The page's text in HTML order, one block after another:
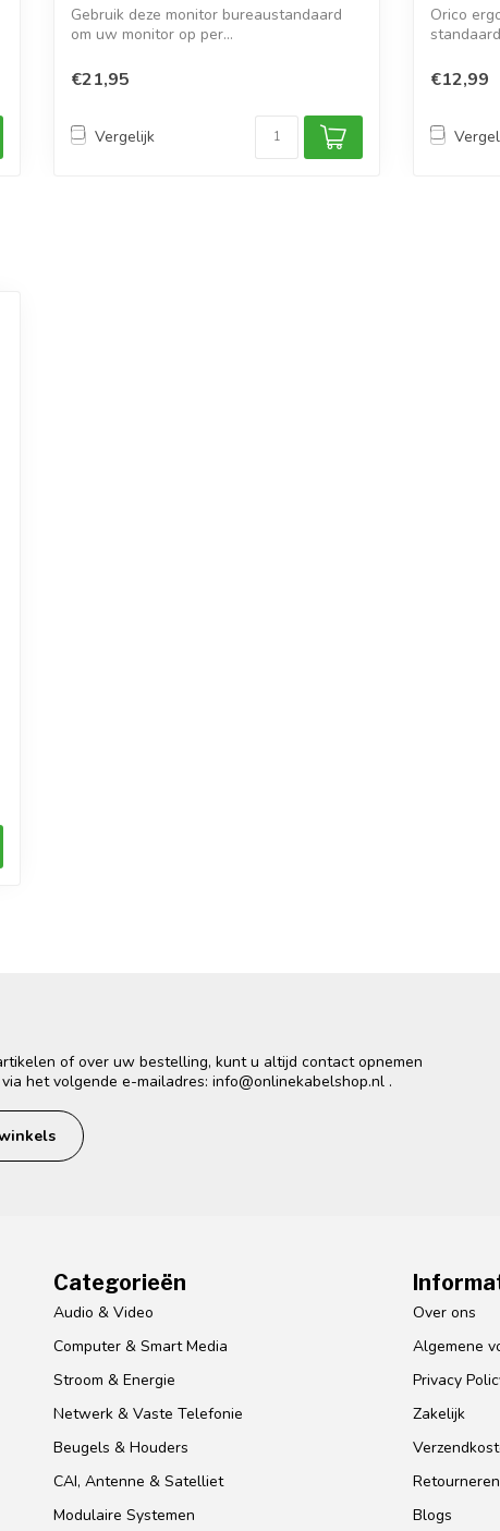
Gebruik deze monitor bureaustandaard
om uw monitor op per...
€21,95
Vergelijk
Orico
€12,99
of over uw bestelling, kunt u altijd contact opnemen
het volgende e-mailadres: info@onlinekabelshop.nl .
Categorieën
Audio & Video
Computer & Smart Media
Stroom & Energie
Netwerk & Vaste Telefonie
Beugels & Houders
CAI, Antenne & Satelliet
Modulaire Systemen
Over ons
Algemene
Privacy
Zakelijk
Retourneren
Blogs